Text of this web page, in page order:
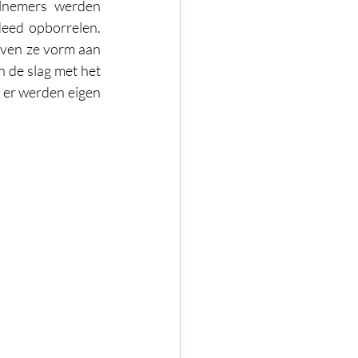
werden
opborrelen.
ze vorm aan
de slag met het
werden eigen